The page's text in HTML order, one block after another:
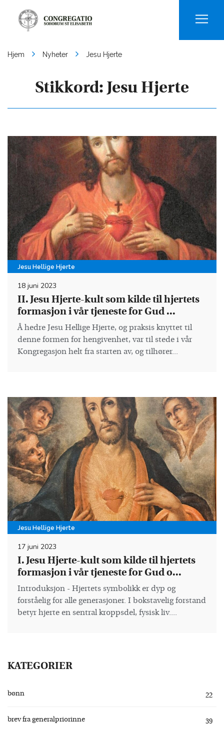
Hjem Nyheter Jesu Hjerte
Stikkord: Jesu Hjerte
Jesu Hellige Hjerte
18 juni 2023
II. Jesu Hjerte-kult som kilde til hjertets
formasjon i vår tjeneste for Gud ...
Å hedre Jesu Hellige Hjerte, og praksis knyttet til
denne formen for hengivenhet, var til stede i vår
Kongregasjon helt fra starten av, og tilhører...
Jesu Hellige Hjerte
17 juni 2023
I. Jesu Hjerte-kult som kilde til hjertets
formasjon i vår tjeneste for Gud o...
Introduksjon - Hjertets symbolikk er dyp og
forståelig for alle generasjoner. I bokstavelig forstand
betyr hjerte en sentral kroppsdel, fysisk liv....
KATEGORIER
bønn 22
brev fra generalpriorinne 39